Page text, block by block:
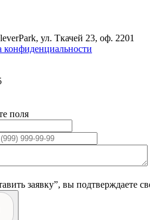
ул. Ткачей 23, оф. 2201
конфиденциальности
поля
заявку”, вы подтверждаете